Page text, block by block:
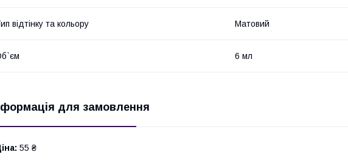
відтінку та кольору Матовий
6 мл
для замовлення
55 ₴